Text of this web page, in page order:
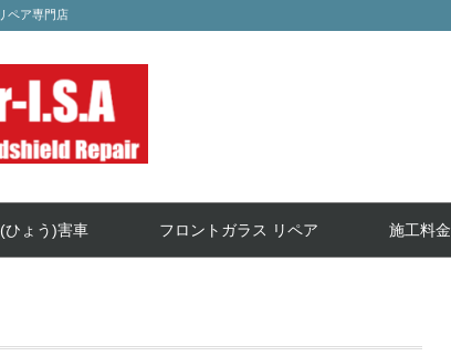
ペア専門店
ひょう)害車 フロントガラス リペア 施工料金